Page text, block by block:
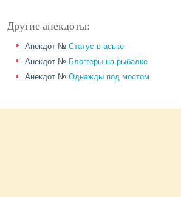
Другие анекдоты:
Анекдот № Статус в аське
Анекдот № Блоггеры на рыбалке
Анекдот № Однажды под мостом